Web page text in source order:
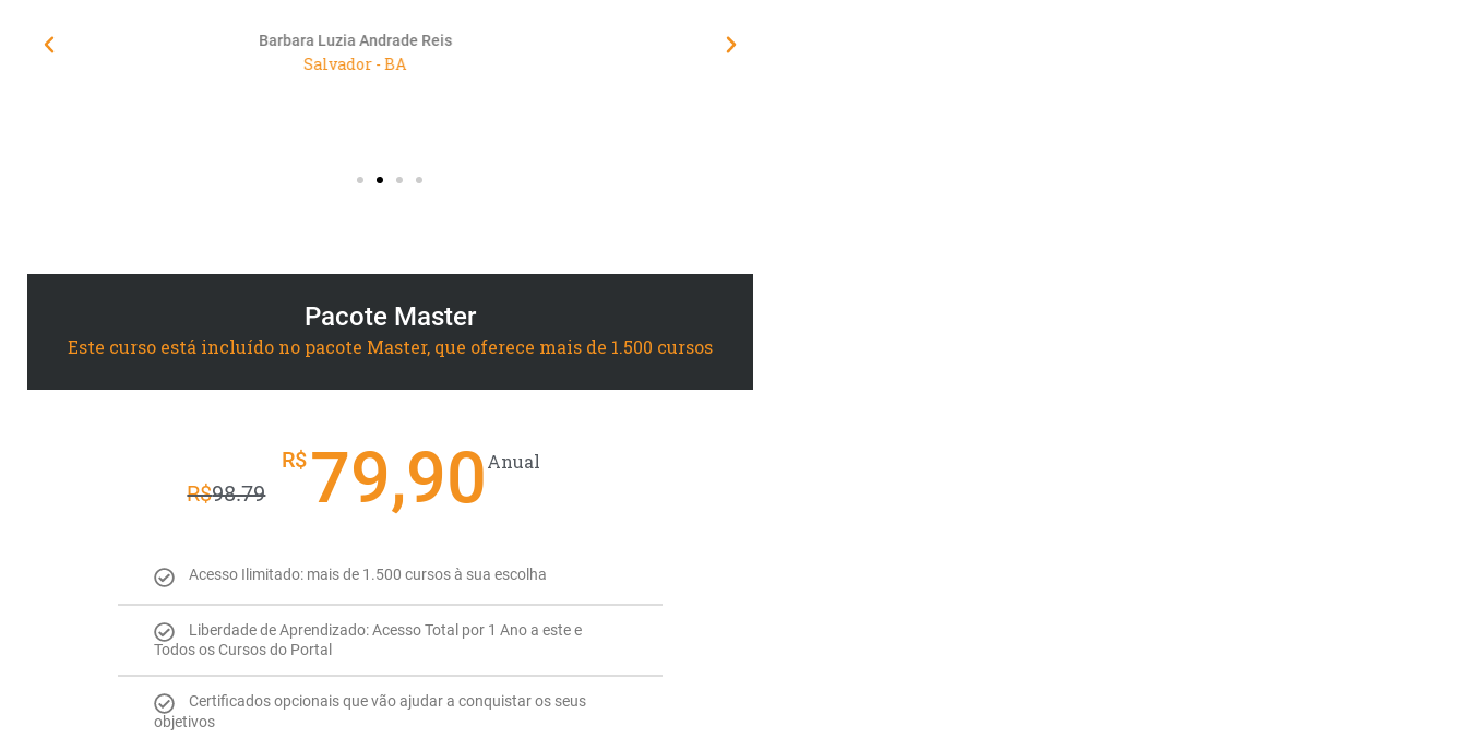
urgentemente de empresas como vocês...
Pacote Master
Este curso está incluído no pacote Master, que oferece mais de 1.500 cursos
R$98.79
R$ 79,90Anual
Acesso Ilimitado: mais de 1.500 cursos à sua escolha
Liberdade de Aprendizado: Acesso Total por 1 Ano a este e
Todos os Cursos do Portal
Certificados opcionais que vão ajudar a conquistar os seus
objetivos